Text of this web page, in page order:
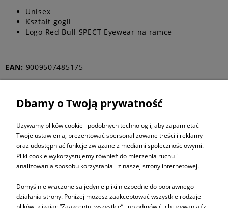
Unisex
Kształt gogli
Logo Red Bull SPECT Eyewear na ramce
EAN: 9009507485175
ZAPISZ SIĘ DO
NEWSLETTERA
Dbamy o Twoją prywatność
Używamy plików cookie i podobnych technologii, aby zapamiętać
Twoje ustawienia, prezentować spersonalizowane treści i reklamy
oraz udostępniać funkcje związane z mediami społecznościowymi.
Pliki cookie wykorzystujemy również do mierzenia ruchu i
analizowania sposobu korzystania z naszej strony internetowej.
Domyślnie włączone są jedynie pliki niezbędne do poprawnego
działania strony. Poniżej możesz zaakceptować wszystkie rodzaje